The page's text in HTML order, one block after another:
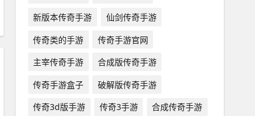
新版本传奇手游
仙剑传奇手游
传奇类的手游
传奇手游官网
主宰传奇手游
合成版传奇手游
传奇手游盒子
破解版传奇手游
传奇3d版手游
传奇3手游
合成传奇手游